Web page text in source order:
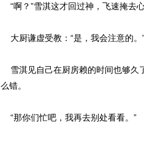
“啊？”雪淇这才回过神，飞速掩去
大厨谦虚受教：“是，我会注意的。
雪淇见自己在厨房赖的时间也够久
么错。
“那你们忙吧，我再去别处看看。”